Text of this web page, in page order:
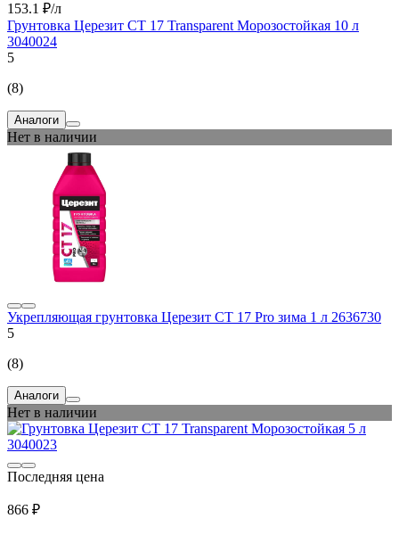
153.1 ₽/л
Грунтовка Церезит CT 17 Transparent Морозостойкая 10 л
3040024
5
(8)
Аналоги
Нет в наличии
Укрепляющая грунтовка Церезит CT 17 Pro зима 1 л 2636730
5
(8)
Аналоги
Нет в наличии
Последняя цена
866 ₽